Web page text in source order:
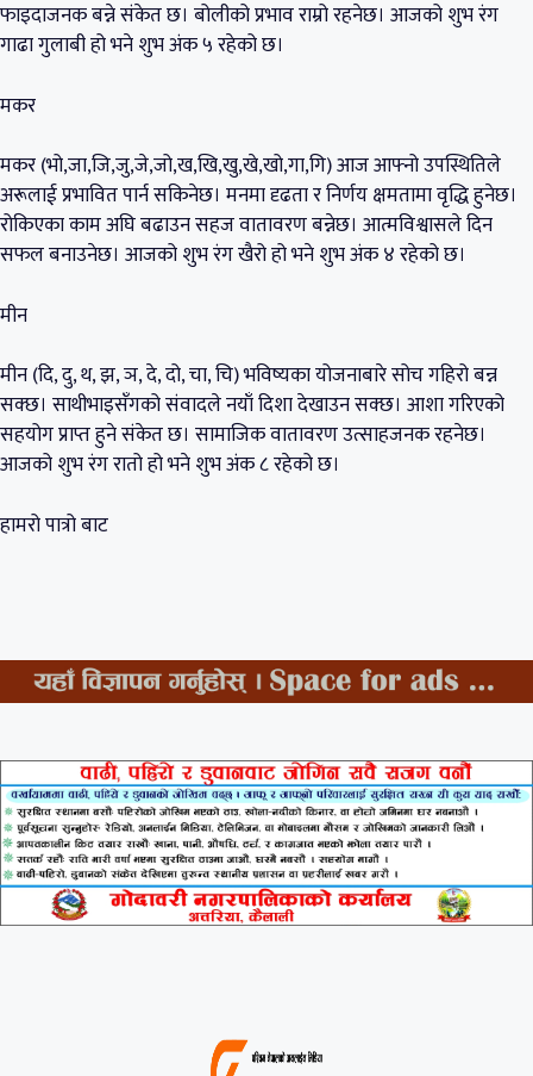
फाइदाजनक बन्ने संकेत छ। बोलीको प्रभाव राम्रो रहनेछ। आजको शुभ रंग
गाढा गुलाबी हो भने शुभ अंक ५ रहेको छ।
मकर
मकर (भो,जा,जि,जु,जे,जो,ख,खि,खु,खे,खो,गा,गि) आज आफ्नो उपस्थितिले
अरूलाई प्रभावित पार्न सकिनेछ। मनमा दृढता र निर्णय क्षमतामा वृद्धि हुनेछ।
रोकिएका काम अघि बढाउन सहज वातावरण बन्नेछ। आत्मविश्वासले दिन
सफल बनाउनेछ। आजको शुभ रंग खैरो हो भने शुभ अंक ४ रहेको छ।
मीन
मीन (दि, दु, थ, झ, ञ, दे, दो, चा, चि) भविष्यका योजनाबारे सोच गहिरो बन्न
सक्छ। साथीभाइसँगको संवादले नयाँ दिशा देखाउन सक्छ। आशा गरिएको
सहयोग प्राप्त हुने संकेत छ। सामाजिक वातावरण उत्साहजनक रहनेछ।
आजको शुभ रंग रातो हो भने शुभ अंक ८ रहेको छ।
हामरो पात्रो बाट